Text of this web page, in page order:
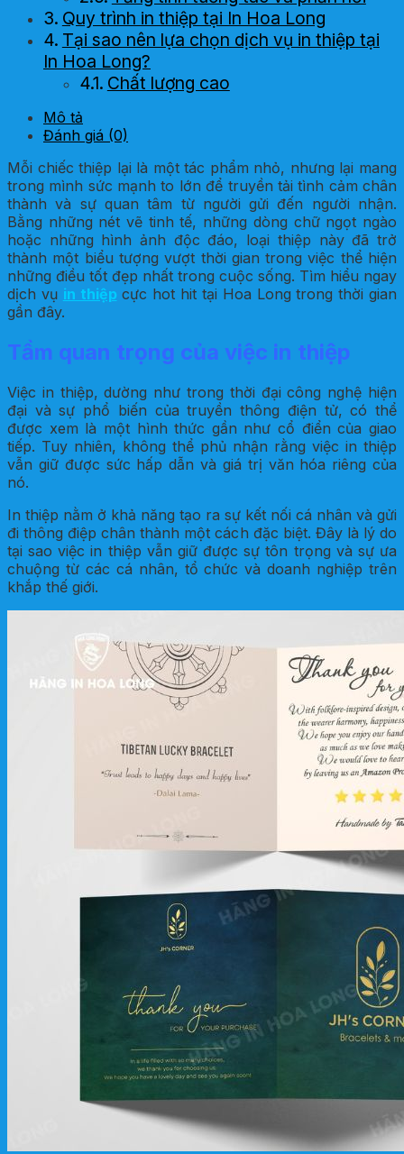
Quy trình in thiệp tại In Hoa Long
Tại sao nên lựa chọn dịch vụ in thiệp tại
In Hoa Long?
Chất lượng cao
Tận tâm và chăm sóc khách hàng
Một số mẫu in thiệp nổi bật năm 2023
Mô tả
Đánh giá (0)
Mỗi chiếc thiệp lại là một tác phẩm nhỏ, nhưng lại mang
trong mình sức mạnh to lớn để truyền tải tình cảm chân
thành và sự quan tâm từ người gửi đến người nhận.
Bằng những nét vẽ tinh tế, những dòng chữ ngọt ngào
hoặc những hình ảnh độc đáo, loại thiệp này đã trở
thành một biểu tượng vượt thời gian trong việc thể hiện
những điều tốt đẹp nhất trong cuộc sống. Tìm hiểu ngay
dịch vụ in thiệp cực hot hit tại Hoa Long trong thời gian
gần đây.
Tầm quan trọng của việc in thiệp
Việc in thiệp, dường như trong thời đại công nghệ hiện
đại và sự phổ biến của truyền thông điện tử, có thể
được xem là một hình thức gần như cổ điển của giao
tiếp. Tuy nhiên, không thể phủ nhận rằng việc in thiệp
vẫn giữ được sức hấp dẫn và giá trị văn hóa riêng của
nó.
In thiệp nằm ở khả năng tạo ra sự kết nối cá nhân và gửi
đi thông điệp chân thành một cách đặc biệt. Đây là lý do
tại sao việc in thiệp vẫn giữ được sự tôn trọng và sự ưa
chuộng từ các cá nhân, tổ chức và doanh nghiệp trên
khắp thế giới.